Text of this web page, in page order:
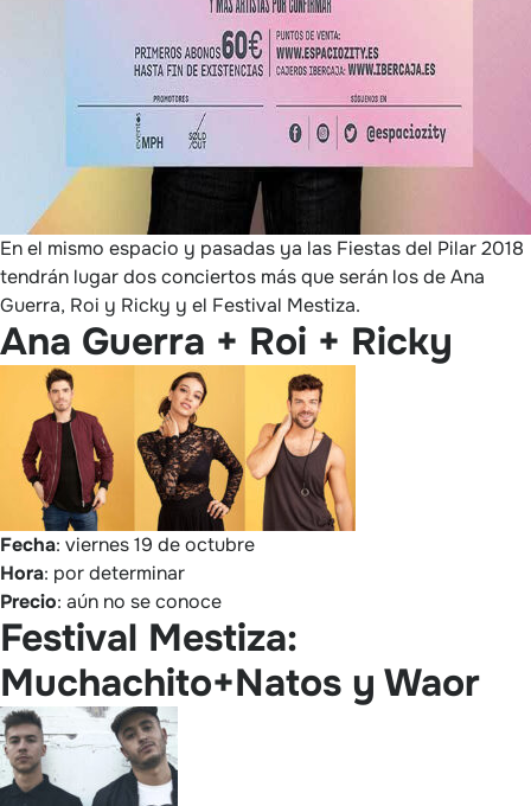
En el mismo espacio y pasadas ya las Fiestas del Pilar 2018
tendrán lugar dos conciertos más que serán los de Ana
Guerra, Roi y Ricky y el Festival Mestiza.
Ana Guerra + Roi + Ricky
Fecha: viernes 19 de octubre
Hora: por determinar
Precio: aún no se conoce
Festival Mestiza:
Muchachito+Natos y Waor